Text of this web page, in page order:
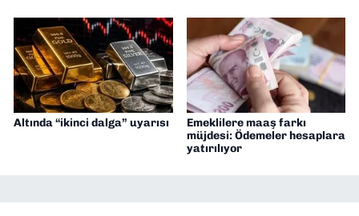
Altında “ikinci dalga” uyarısı
Emeklilere maaş farkı
müjdesi: Ödemeler hesaplara
yatırılıyor